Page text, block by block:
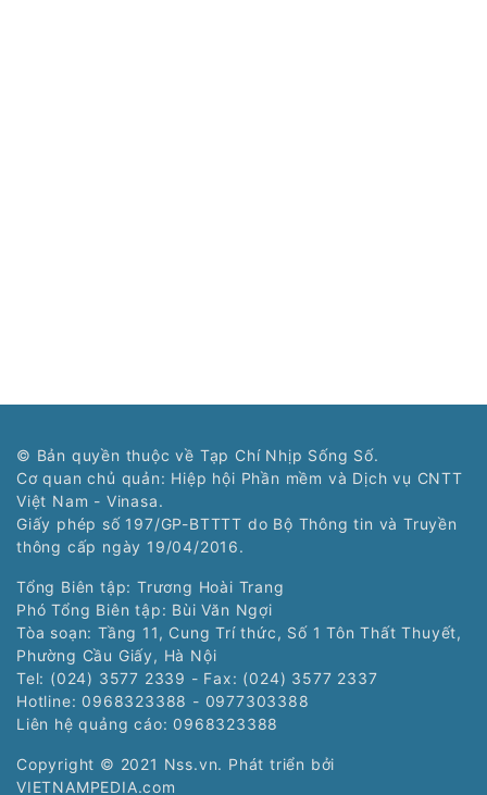
© Bản quyền thuộc về Tạp Chí Nhịp Sống Số.
Cơ quan chủ quản: Hiệp hội Phần mềm và Dịch vụ CNTT
Việt Nam - Vinasa.
Giấy phép số 197/GP-BTTTT do Bộ Thông tin và Truyền
thông cấp ngày 19/04/2016.
Tổng Biên tập: Trương Hoài Trang
Phó Tổng Biên tập: Bùi Văn Ngợi
Tòa soạn: Tầng 11, Cung Trí thức, Số 1 Tôn Thất Thuyết,
Phường Cầu Giấy, Hà Nội
Tel: (024) 3577 2339 - Fax: (024) 3577 2337
Hotline: 0968323388 - 0977303388
Liên hệ quảng cáo: 0968323388
Copyright © 2021 Nss.vn. Phát triển bởi
VIETNAMPEDIA.com